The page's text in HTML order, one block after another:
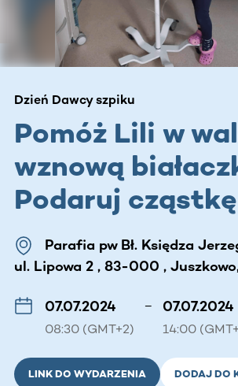
Dzień Dawcy szpiku
Pomóż Lili w
wznową
Podaruj
Parafia pw Bł. Księdza
ul. Lipowa 2 , 83-000 ,
07.07.2024
08:30 (GMT+2)
– 07.07.2024
14:00
LINK DO WYDARZENIA DODAJ DO